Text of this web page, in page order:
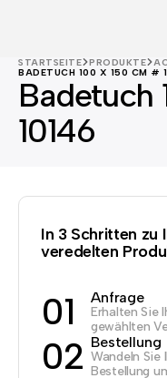
STARTSEITE PRODUKTE
BADETUCH 100 X 150 CM #
Badetuch
10146
In 3 Schritten zu
veredelten
01 Anfrage
Erhalten Sie
gewählten
02 Bestellung
Wandeln Sie
Bestellung